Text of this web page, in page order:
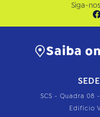
Siga-
Saiba
SCS - Quadra 08
Edifício